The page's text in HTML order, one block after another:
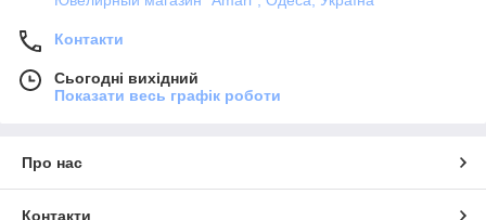
Контакти
Сьогодні вихідний
Показати весь графік роботи
Про нас
Контакти